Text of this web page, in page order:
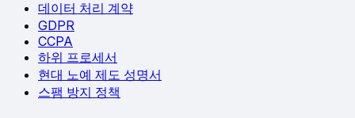
데이터 처리 계약
GDPR
CCPA
하위 프로세서
현대 노예 제도 성명서
스팸 방지 정책